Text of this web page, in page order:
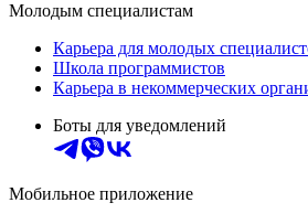
Молодым специалистам
Карьера для молодых
Школа программистов
Карьера в некоммерческих
Боты для уведомлений
Мобильное приложение